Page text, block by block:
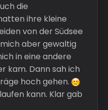
die
ihre kleine
von der Südsee
aber gewaltig
in eine andere
kam. Dann sah ich
hoch gehen.
kann. Klar gab